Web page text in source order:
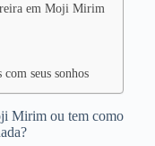
em Moji Mirim
seus sonhos
Mirim ou tem como